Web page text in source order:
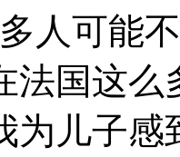
可能不
法国这
为儿子感